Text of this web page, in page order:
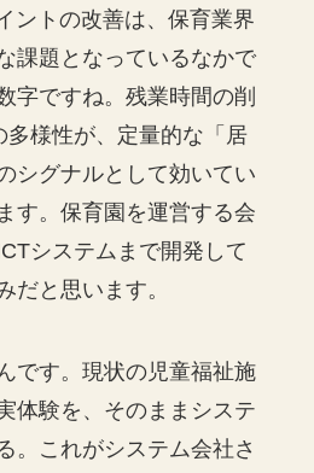
ントの改善は、保育業界
課題となっているなかで
字ですね。残業時間の削
多様性が、定量的な「居
シグナルとして効いてい
す。保育園を運営する会
システムまで開発して
だと思います。
です。現状の児童福祉施
体験を、そのままシステ
。これがシステム会社さ